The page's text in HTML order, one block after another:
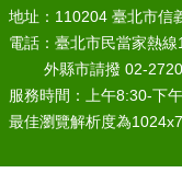
地址：110204 臺北市信
電話：臺北市民當家熱線
外縣市請撥 02-
服務時間：上午8:30-下
最佳瀏覽解析度為